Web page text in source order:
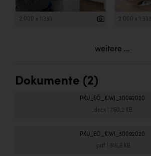
2 000 x 1 333 2 000 x 1 333
weitere ...
Dokumente (2)
PKU_EÖ_KIWI_30092020
.docx 760,2 KB
PKU_EÖ_KIWI_30092020
.pdf 815,8 KB